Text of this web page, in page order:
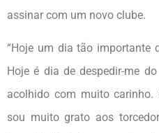
assinar com um novo clube.
“Hoje um dia tão importante
Hoje é dia de despedir-me
acolhido com muito
sou muito grato aos